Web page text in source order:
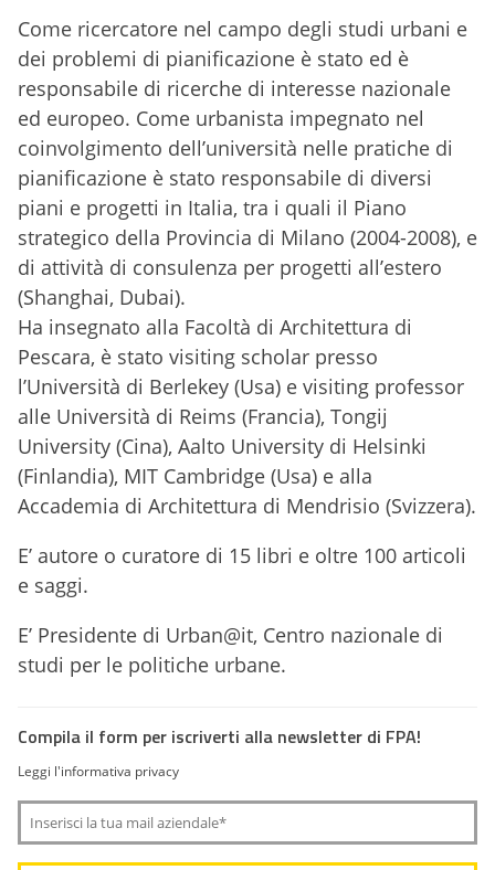
Come ricercatore nel campo degli studi urbani e
dei problemi di pianificazione è stato ed è
responsabile di ricerche di interesse nazionale
ed europeo. Come urbanista impegnato nel
coinvolgimento dell’università nelle pratiche di
pianificazione è stato responsabile di diversi
piani e progetti in Italia, tra i quali il Piano
strategico della Provincia di Milano (2004-2008), e
di attività di consulenza per progetti all’estero
(Shanghai, Dubai).
Ha insegnato alla Facoltà di Architettura di
Pescara, è stato visiting scholar presso
l’Università di Berlekey (Usa) e visiting professor
alle Università di Reims (Francia), Tongij
University (Cina), Aalto University di Helsinki
(Finlandia), MIT Cambridge (Usa) e alla
Accademia di Architettura di Mendrisio (Svizzera).
E’ autore o curatore di 15 libri e oltre 100 articoli
e saggi.
E’ Presidente di Urban@it, Centro nazionale di
studi per le politiche urbane.
Compila il form per iscriverti alla newsletter di FPA!
Leggi l'informativa privacy